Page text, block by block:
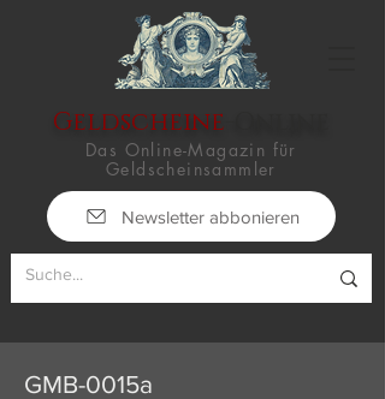
Geldscheine
Das Online-Magazin für
Geldscheinsammler
Newsletter abbonieren
GMB-0015a